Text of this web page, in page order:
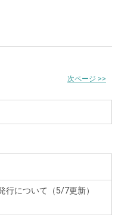
次ページ >>
行について（5/7更新）